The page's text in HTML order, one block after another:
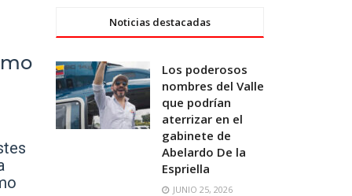
Noticias destacadas
Los poderosos
nombres del Valle
que podrían
aterrizar en el
gabinete de
Abelardo De la
Espriella
JUNIO 25, 2026